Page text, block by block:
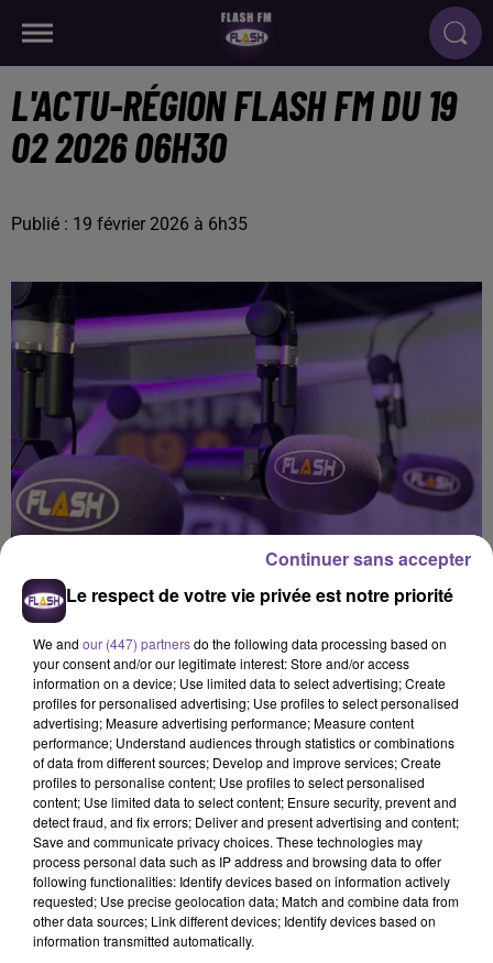
L'ACTU-RÉGION FLASH FM DU 19
02 2026 06H30
Publié : 19 février 2026 à 6h35
Flash FM
Flash FM Actu-Région
Le respect de votre vie privée est notre priorité
We and our (447) partnersdo the following data processing based on
your consent and/or our legitimate interest: Store and/or access
information on a device; Use limited data to select advertising; Create
profiles for personalised advertising; Use profiles to select personalised
advertising; Measure advertising performance; Measure content
performance; Understand audiences through statistics or combinations
of data from different sources; Develop and improve services; Create
profiles to personalise content; Use profiles to select personalised
content; Use limited data to select content; Ensure security, prevent and
detect fraud, and fix errors; Deliver and present advertising and content;
Save and communicate privacy choices. These technologies may
process personal data such as IP address and browsing data to offer
following functionalities: Identify devices based on information actively
requested; Use precise geolocation data; Match and combine data from
other data sources; Link different devices; Identify devices based on
information transmitted automatically.
Continuer sans accepter